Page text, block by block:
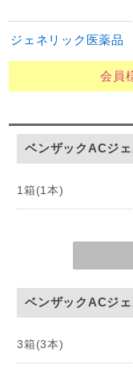
ジェネリック医薬品
会員
ベンザックACジ
1箱(1本)
ベンザックACジ
3箱(3本)